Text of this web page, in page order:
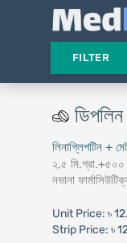
FILTER
লিনাগ্লিপটিন +
২.৫ মি.গ্রা.+৫০০
নভানা
Unit Price: ৳
Strip Price: ৳